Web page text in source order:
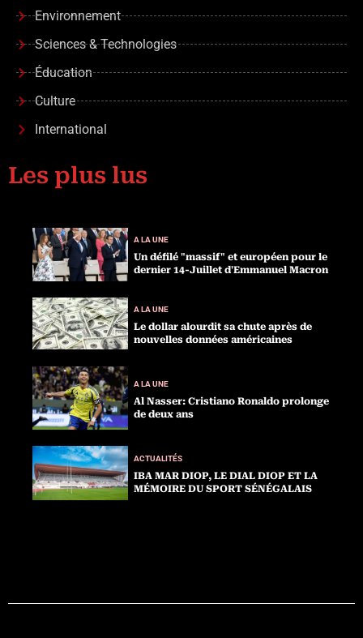
Environnement
Sciences & Technologies
Éducation
Culture
International
Les plus lus
A LA UNE
Un défilé "massif" et européen pour le
dernier 14-Juillet d'Emmanuel Macron
A LA UNE
Le dollar alourdit sa chute après de
nouvelles données américaines
A LA UNE
Al Nasser: Cristiano Ronaldo prolonge
de deux ans
ACTUALITÉS
IBA MAR DIOP, LE DIAL DIOP ET LA
MÉMOIRE DU SPORT SÉNÉGALAIS